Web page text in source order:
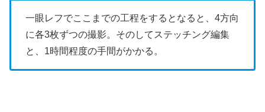
一眼レフでここまでの工程をするとなると、4方向
に各3枚ずつの撮影。そのしてステッチング編集
と、1時間程度の手間がかかる。